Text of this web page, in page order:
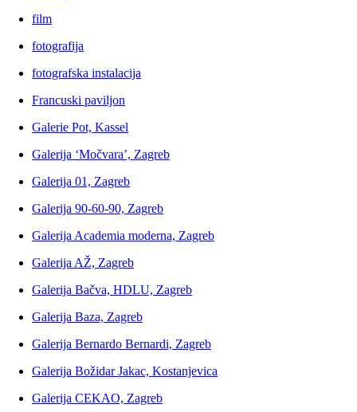
film
fotografija
fotografska instalacija
Francuski paviljon
Galerie Pot, Kassel
Galerija ‘Močvara’, Zagreb
Galerija 01, Zagreb
Galerija 90-60-90, Zagreb
Galerija Academia moderna, Zagreb
Galerija AŽ, Zagreb
Galerija Bačva, HDLU, Zagreb
Galerija Baza, Zagreb
Galerija Bernardo Bernardi, Zagreb
Galerija Božidar Jakac, Kostanjevica
Galerija CEKAO, Zagreb